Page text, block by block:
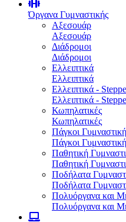
Όργανα Γυμναστικής
Αξεσουάρ
Αξεσουάρ
Διάδρομοι
Διάδρομοι
Ελλειπτικά
Ελλειπτικά
Ελλειπτικά -
Ελλειπτικά -
Κωπηλατικές
Κωπηλατικές
Πάγκοι
Πάγκοι
Παθητική
Παθητική
Ποδήλατα
Ποδήλατα
Πολυόργανα και
Πολυόργανα και